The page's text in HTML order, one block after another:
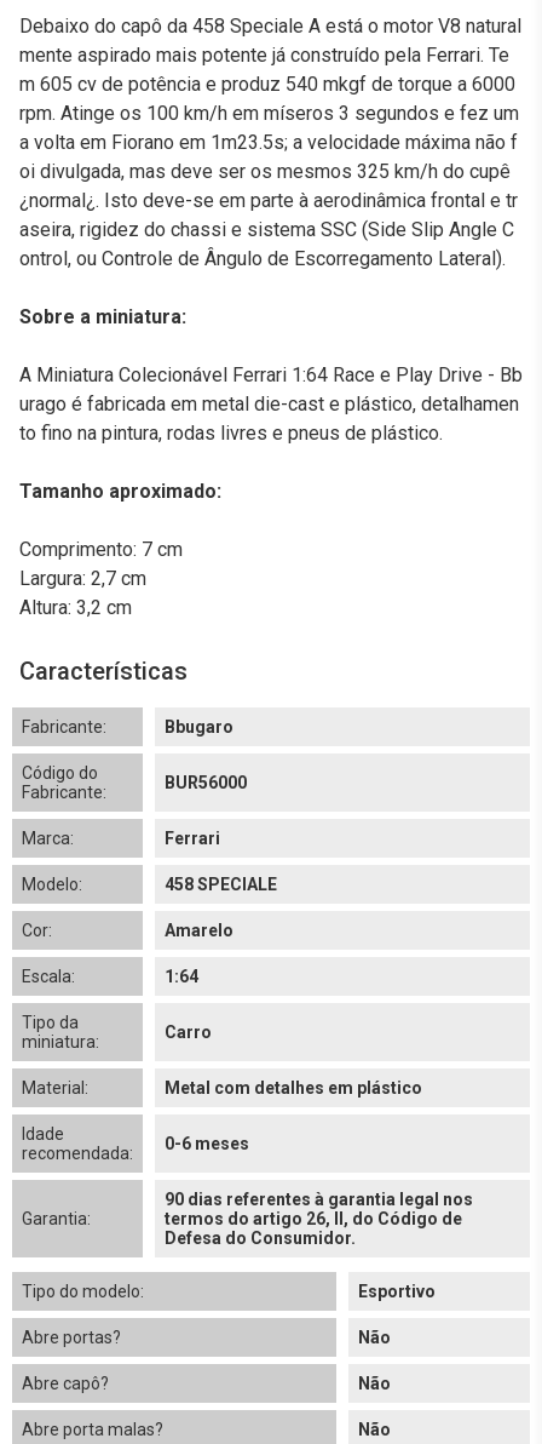
Debaixo do capô da 458 Speciale A está o motor V8 natural
mente aspirado mais potente já construído pela Ferrari. Te
m 605 cv de potência e produz 540 mkgf de torque a 6000
rpm. Atinge os 100 km/h em míseros 3 segundos e fez um
a volta em Fiorano em 1m23.5s; a velocidade máxima não f
oi divulgada, mas deve ser os mesmos 325 km/h do cupê
¿normal¿. Isto deve-se em parte à aerodinâmica frontal e tr
aseira, rigidez do chassi e sistema SSC (Side Slip Angle C
ontrol, ou Controle de Ângulo de Escorregamento Lateral).
Sobre a miniatura:
A Miniatura Colecionável Ferrari 1:64 Race e Play Drive - Bb
urago é fabricada em metal die-cast e plástico, detalhamen
to fino na pintura, rodas livres e pneus de plástico.
Tamanho aproximado:
Comprimento: 7 cm
Largura: 2,7 cm
Altura: 3,2 cm
Características
Fabricante: Bbugaro
Código do
Fabricante:
BUR56000
Marca: Ferrari
Modelo: 458 SPECIALE
Cor: Amarelo
Escala: 1:64
Tipo da
miniatura:
Carro
Material: Metal com detalhes em plástico
Idade
recomendada:
0-6 meses
Garantia:
90 dias referentes à garantia legal nos
termos do artigo 26, II, do Código de
Defesa do Consumidor.
Tipo do modelo: Esportivo
Abre portas? Não
Abre capô? Não
Abre porta malas? Não